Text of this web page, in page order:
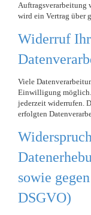
Auftragsverarbeitung
wird ein Vertrag über
Widerruf
Viele
Einwilligung
jederzeit widerrufen.
erfolgten
sowie
DSGVO)